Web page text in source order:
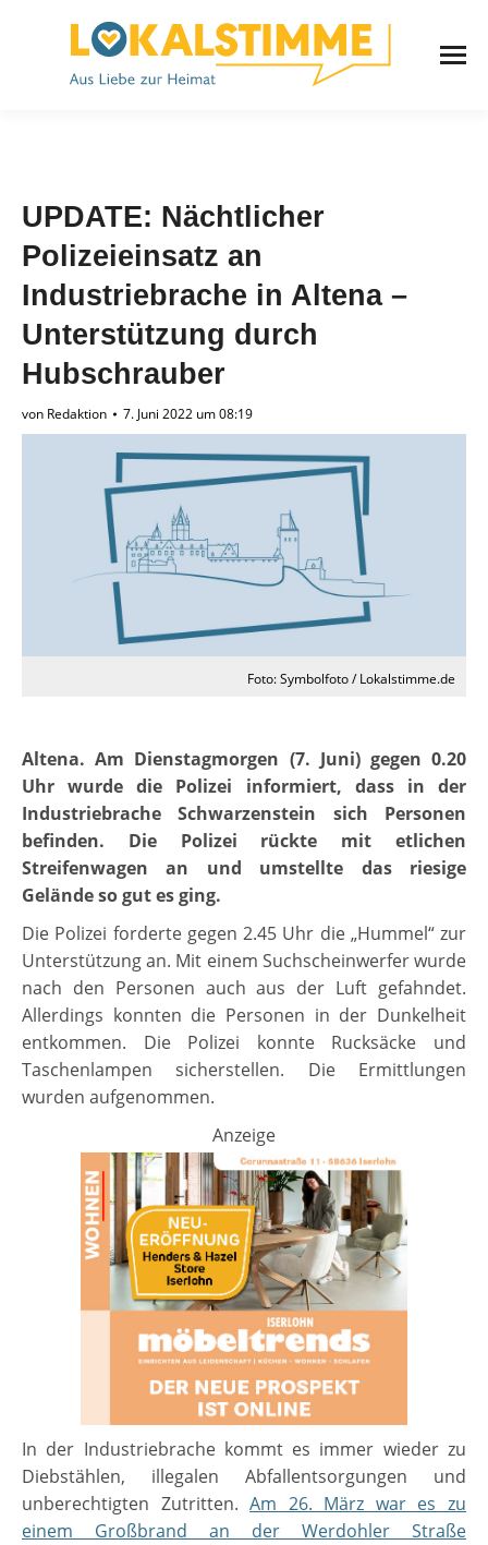
UPDATE: Nächtlicher
Polizeieinsatz an
Industriebrache in Altena –
Unterstützung durch
Hubschrauber
von Redaktion 7. Juni 2022 um 08:19
Foto: Symbolfoto / Lokalstimme.de
Altena. Am Dienstagmorgen (7. Juni) gegen 0.20
Uhr wurde die Polizei informiert, dass in der
Industriebrache Schwarzenstein sich Personen
befinden. Die Polizei rückte mit etlichen
Streifenwagen an und umstellte das riesige
Gelände so gut es ging.
Die Polizei forderte gegen 2.45 Uhr die „Hummel“ zur
Unterstützung an. Mit einem Suchscheinwerfer wurde
nach den Personen auch aus der Luft gefahndet.
Allerdings konnten die Personen in der Dunkelheit
entkommen. Die Polizei konnte Rucksäcke und
Taschenlampen sicherstellen. Die Ermittlungen
wurden aufgenommen.
Anzeige
In der Industriebrache kommt es immer wieder zu
Diebstählen, illegalen Abfallentsorgungen und
unberechtigten Zutritten.Am 26. März war es zu
einem Großbrand an der Werdohler Straße